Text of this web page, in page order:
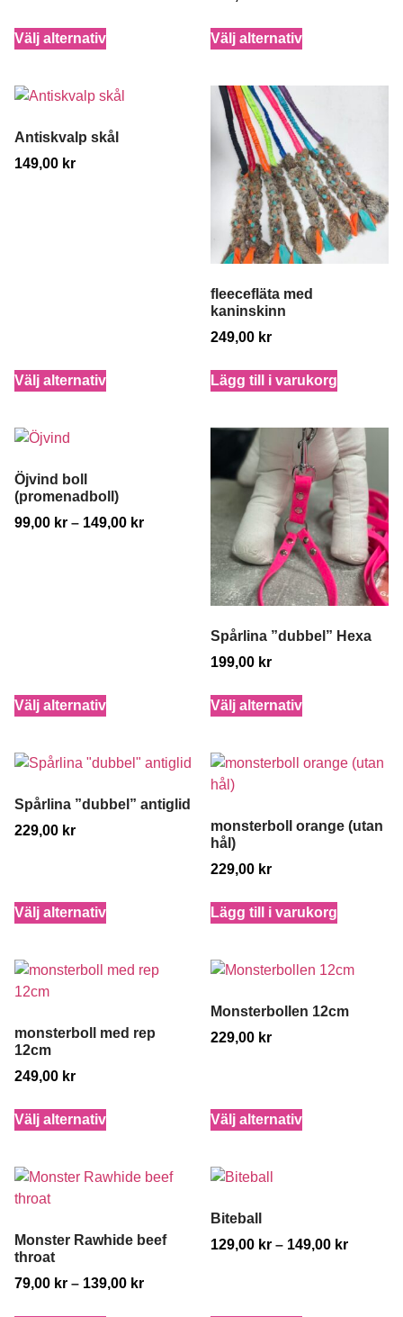
Välj alternativ Välj alternativ
Antiskvalp skål
149,00 kr
Välj alternativ
fleecefläta med
kaninskinn
249,00 kr
Lägg till i varukorg
Öjvind boll
(promenadboll)
99,00 kr – 149,00 kr
Välj alternativ
Spårlina ”dubbel” Hexa
199,00 kr
Välj alternativ
Spårlina ”dubbel” antiglid
229,00 kr
Välj alternativ
monsterboll orange (utan
hål)
229,00 kr
Lägg till i varukorg
monsterboll med rep
12cm
249,00 kr
Välj alternativ
Monsterbollen 12cm
229,00 kr
Välj alternativ
Monster Rawhide beef
throat
79,00 kr – 139,00 kr
Biteball
129,00 kr – 149,00 kr